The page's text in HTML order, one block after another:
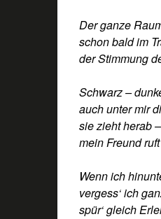
Der ganze
schon bald im
der Stimmung
Schwarz –
auch unter mir
sie zieht herab
mein Freund
Wenn ich
vergess‘ ich
spür‘ gleich